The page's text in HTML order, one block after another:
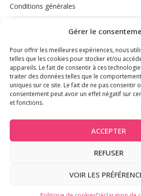
Gérer le
Pour offrir les meilleures expériences, nous
telles que les cookies pour stocker et/ou
appareils. Le fait de consentir à ces
traiter des données telles que le
uniques sur ce site. Le fait de ne pas consentir
consentement peut avoir un effet négatif sur
et fonctions.
ACCEPTER
REFUSER
VOIR LES
Conditions générales
Politique de cookies (UE)
@2026 - Tous droits
BACK TO TOP